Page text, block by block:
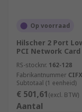
Op voorraad
Hilscher 2 Port
PCI Network Card
RS-stocknr. 162-128
Fabrikantnummer
Subtotaal (1 eenheid)
€ 501,61(excl. BTW)
Aantal